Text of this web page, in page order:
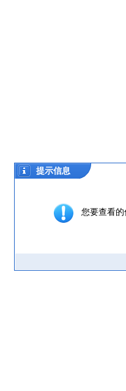
提示信息
您要查看